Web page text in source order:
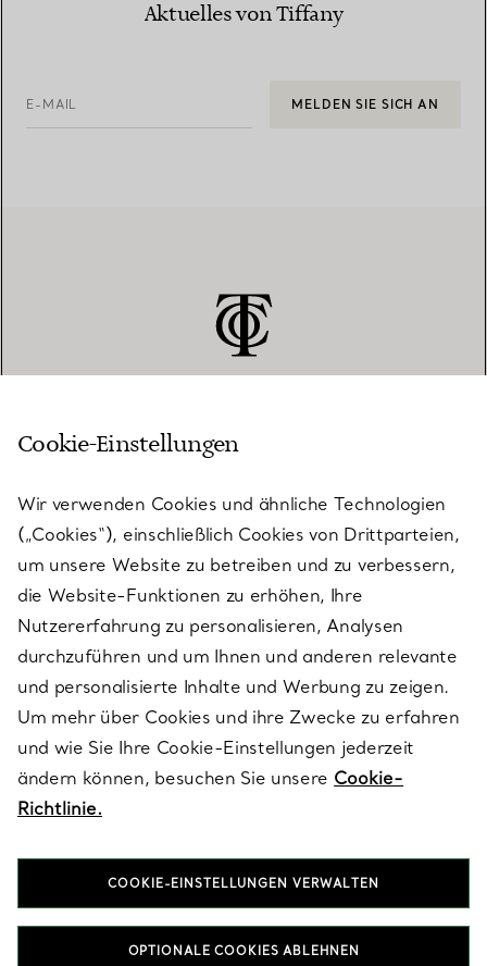
Aktuelles von Tiffany
E-MAIL MELDEN SIE SICH AN
KUNDENSERVICE
SERVICES
ÜBER TIFFANY & CO.
RECHTLICHE HINWEISE
FOLGEN SIE UNS
Cookie-Einstellungen
Wir verwenden Cookies und ähnliche Technologien
(„Cookies“), einschließlich Cookies von Drittparteien,
um unsere Website zu betreiben und zu verbessern,
die Website-Funktionen zu erhöhen, Ihre
Nutzererfahrung zu personalisieren, Analysen
durchzuführen und um Ihnen und anderen relevante
und personalisierte Inhalte und Werbung zu zeigen.
Um mehr über Cookies und ihre Zwecke zu erfahren
und wie Sie Ihre Cookie-Einstellungen jederzeit
ändern können, besuchen Sie unsere Cookie-
Richtlinie.
COOKIE-EINSTELLUNGEN VERWALTEN
OPTIONALE COOKIES ABLEHNEN